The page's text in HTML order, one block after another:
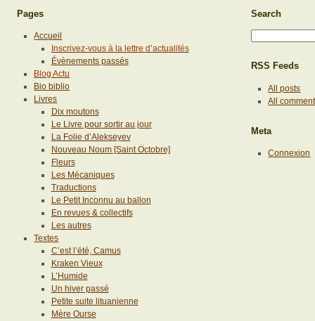
Pages
Accueil
Inscrivez-vous à la lettre d’actualités
Évènements passés
Blog Actu
Bio biblio
Livres
Dix moutons
Le Livre pour sortir au jour
La Folie d’Alekseyev
Nouveau Noum [Saint Octobre]
Fleurs
Les Mécaniques
Traductions
Le Petit Inconnu au ballon
En revues & collectifs
Les autres
Textes
C’est l’été, Camus
Kraken Vieux
L’Humide
Un hiver passé
Petite suite lituanienne
Mère Ourse
Search
RSS Feeds
All posts
All
Meta
Connexion